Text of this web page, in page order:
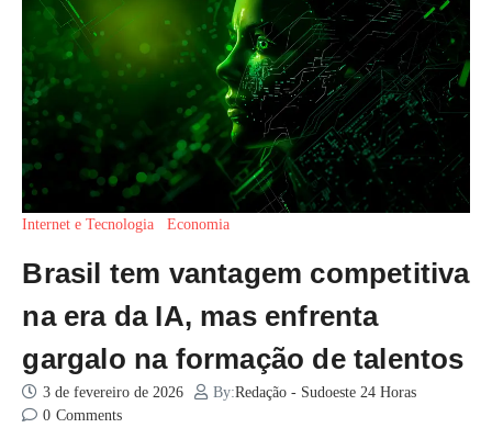
Internet e Tecnologia Economia
Brasil tem vantagem competitiva
na era da IA, mas enfrenta
gargalo na formação de talentos
3 de fevereiro de 2026 By:Redação - Sudoeste 24 Horas
0 Comments